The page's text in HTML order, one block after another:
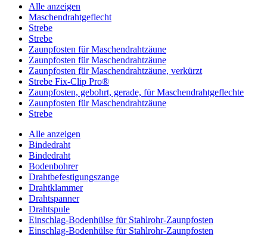
Alle anzeigen
Maschendrahtgeflecht
Strebe
Strebe
Zaunpfosten für Maschendrahtzäune
Zaunpfosten für Maschendrahtzäune
Zaunpfosten für Maschendrahtzäune, verkürzt
Strebe Fix-Clip Pro®
Zaunpfosten, gebohrt, gerade, für Maschendrahtgeflechte
Zaunpfosten für Maschendrahtzäune
Strebe
Alle anzeigen
Bindedraht
Bindedraht
Bodenbohrer
Drahtbefestigungszange
Drahtklammer
Drahtspanner
Drahtspule
Einschlag-Bodenhülse für Stahlrohr-Zaunpfosten
Einschlag-Bodenhülse für Stahlrohr-Zaunpfosten